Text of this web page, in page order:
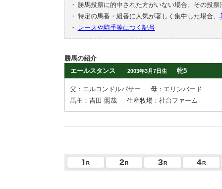
・
勝馬投票に的中された方がいない場合、その投
・ 特定の馬番・組番に人気が著しく集中した場合、
・
レースや騎手等につく記号
勝馬の紹介
エールスタンス
2003年3月7日生 牝5
父：エルコンドルパサー
母：エリンバード
馬主：吉田 照哉
生産牧場：社台ファーム